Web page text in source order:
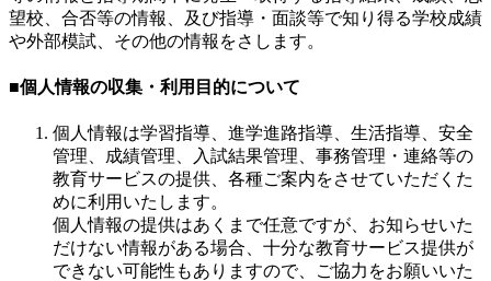
望校、合否等の情報、及び指導・面談等で知り得る学校成績
や外部模試、その他の情報をさします。
■個人情報の収集・利用目的について
個人情報は学習指導、進学進路指導、生活指導、安全
管理、成績管理、入試結果管理、事務管理・連絡等の
教育サービスの提供、各種ご案内をさせていただくた
めに利用いたします。
個人情報の提供はあくまで任意ですが、お知らせいた
だけない情報がある場合、十分な教育サービス提供が
できない可能性もありますので、ご協力をお願いいた